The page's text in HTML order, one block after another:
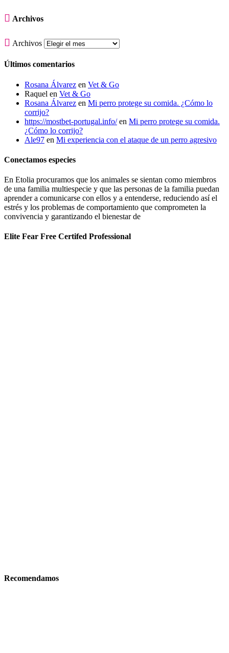
 Archivos
 Archivos
Últimos comentarios
Rosana Álvarez en Vet & Go
Raquel en Vet & Go
Rosana Álvarez en Mi perro protege su comida. ¿Cómo lo
corrijo?
https://mostbet-portugal.info/en Mi perro protege su comida.
¿Cómo lo corrijo?
Ale97 en Mi experiencia con el ataque de un perro agresivo
Conectamos especies
En Etolia procuramos que los animales se sientan como miembros
de una familia multiespecie y que las personas de la familia puedan
aprender a comunicarse con ellos y a entenderse, reduciendo así el
estrés y los problemas de comportamiento que comprometen la
convivencia y garantizando el bienestar de
Elite Fear Free Certifed Professional
Recomendamos